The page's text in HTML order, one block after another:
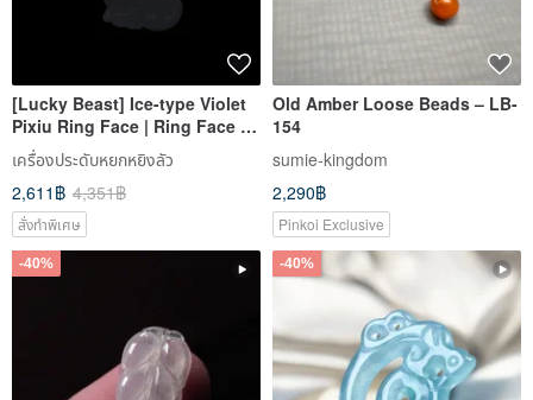
[Lucky Beast] Ice-type Violet
Pixiu Ring Face | Ring Face |
Natural Burmese A-grade Jade
| Gift
เครื่องประดับหยกหยิงลัว
2,611฿ 4,351฿
สั่งทำพิเศษ
Old Amber Loose Beads – LB-
154
sumie-kingdom
2,290฿
Pinkoi Exclusive
-40% -40%